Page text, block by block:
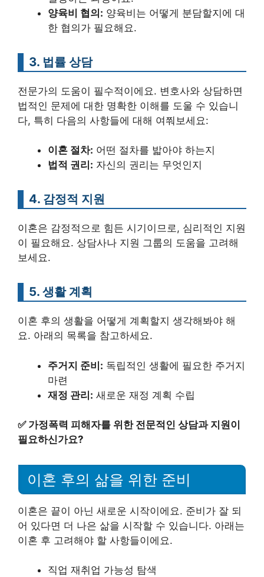
양육비 협의: 양육비는 어떻게 분담할지에 대
한 협의가 필요해요.
3. 법률 상담
전문가의 도움이 필수적이에요. 변호사와 상담하면
법적인 문제에 대한 명확한 이해를 도울 수 있습니
다, 특히 다음의 사항들에 대해 여쭤보세요:
이혼 절차: 어떤 절차를 밟아야 하는지
법적 권리: 자신의 권리는 무엇인지
4. 감정적 지원
이혼은 감정적으로 힘든 시기이므로, 심리적인 지원
이 필요해요. 상담사나 지원 그룹의 도움을 고려해
보세요.
5. 생활 계획
이혼 후의 생활을 어떻게 계획할지 생각해봐야 해
요. 아래의 목록을 참고하세요.
주거지 준비: 독립적인 생활에 필요한 주거지
마련
재정 관리: 새로운 재정 계획 수립
✅ 가정폭력 피해자를 위한 전문적인 상담과 지원이
필요하신가요?
이혼 후의 삶을 위한 준비
이혼은 끝이 아닌 새로운 시작이에요. 준비가 잘 되
어 있다면 더 나은 삶을 시작할 수 있습니다. 아래는
이혼 후 고려해야 할 사항들이에요.
직업 재취업 가능성 탐색